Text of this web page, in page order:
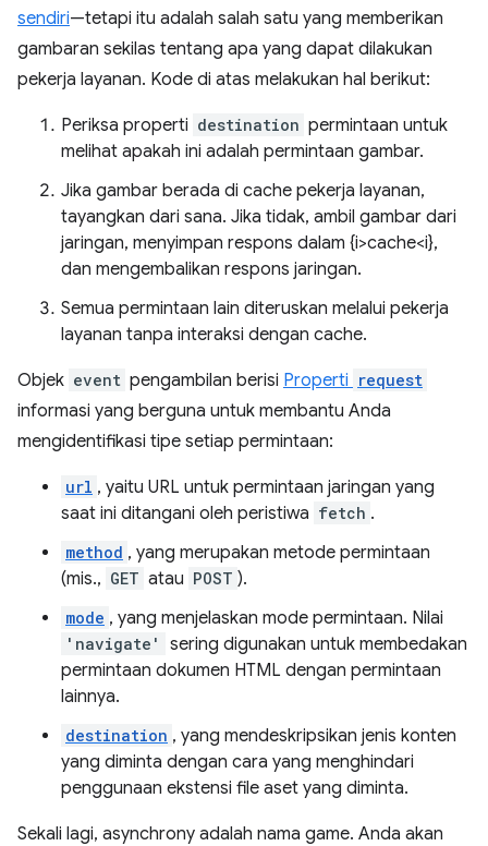
sendiri—tetapi itu adalah salah satu yang memberikan
gambaran sekilas tentang apa yang dapat dilakukan
pekerja layanan. Kode di atas melakukan hal berikut:
Periksa properti destination permintaan untuk
melihat apakah ini adalah permintaan gambar.
Jika gambar berada di cache pekerja layanan,
tayangkan dari sana. Jika tidak, ambil gambar dari
jaringan, menyimpan respons dalam {i>cache<i},
dan mengembalikan respons jaringan.
Semua permintaan lain diteruskan melalui pekerja
layanan tanpa interaksi dengan cache.
Objek event pengambilan berisi Properti request
informasi yang berguna untuk membantu Anda
mengidentifikasi tipe setiap permintaan:
url , yaitu URL untuk permintaan jaringan yang
saat ini ditangani oleh peristiwa fetch .
method , yang merupakan metode permintaan
(mis., GET atau POST ).
mode , yang menjelaskan mode permintaan. Nilai
'navigate'
sering digunakan untuk membedakan
permintaan dokumen HTML dengan permintaan
lainnya.
destination , yang mendeskripsikan jenis konten
yang diminta dengan cara yang menghindari
penggunaan ekstensi file aset yang diminta.
Sekali lagi, asynchrony adalah nama game. Anda akan